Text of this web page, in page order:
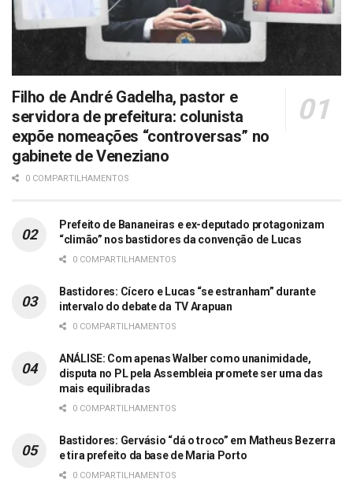
Filho de André Gadelha, pastor e
servidora de prefeitura: colunista
expõe nomeações “controversas” no
gabinete de Veneziano
0 COMPARTILHAMENTOS
Prefeito de Bananeiras e ex-deputado protagonizam
“climão” nos bastidores da convenção de Lucas
0 COMPARTILHAMENTOS
Bastidores: Cícero e Lucas “se estranham” durante
intervalo do debate da TV Arapuan
0 COMPARTILHAMENTOS
ANÁLISE: Com apenas Walber como unanimidade,
disputa no PL pela Assembleia promete ser uma das
mais equilibradas
0 COMPARTILHAMENTOS
Bastidores: Gervásio “dá o troco” em Matheus Bezerra
e tira prefeito da base de Maria Porto
0 COMPARTILHAMENTOS